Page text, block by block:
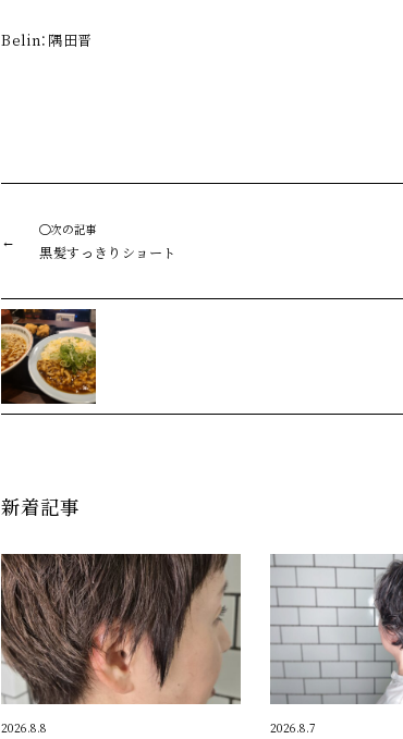
Belin：隅田晋
◯次の記事
黒髪すっきりショート
新着記事
2026.8.8 2026.8.7